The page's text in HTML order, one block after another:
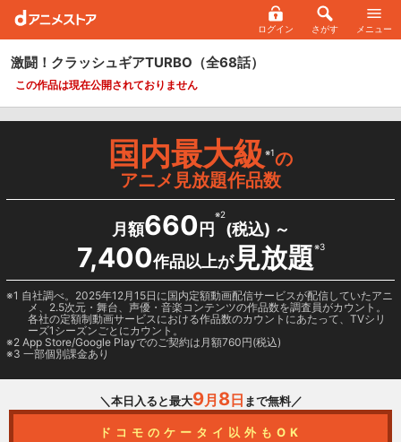
ログイン さがす メニュー
激闘！クラッシュギアTURBO （全68話）
この作品は現在公開されておりません
国内最大級※1の
アニメ見放題作品数
月額660 円
※2
(税込) ～
7,400作品以上が見放題※3
1 自社調べ。2025年12月15日に国内定額動画配信サービスが配信していたアニ
メ、2.5次元・舞台、声優・音楽コンテンツの作品数を調査員がカウント。
各社の定額制動画サービスにおける作品数のカウントにあたって、TVシリ
ーズ1シーズンごとにカウント。
2 App Store/Google Playでのご契約は月額760円(税込)
3 一部個別課金あり
＼本日入ると最大9月 8日 まで無料／
ドコモのケータイ以外もOK